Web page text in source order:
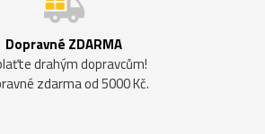
Dopravné ZDARMA
drahým dopravcům!
zdarma od 5000 Kč.